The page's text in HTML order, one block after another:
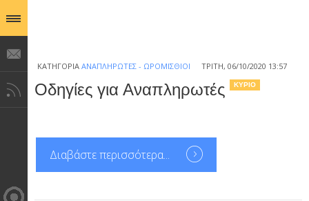
ΚΑΤΗΓΟΡΊΑ ΑΝΑΠΛΗΡΩΤΈΣ - ΩΡΟΜΊΣΘΙΟΙ ΤΡΊΤΗ, 06/10/2020 13:57
Οδηγίες για Αναπληρωτές ΚΎΡΙΟ
Διαβάστε περισσότερα...